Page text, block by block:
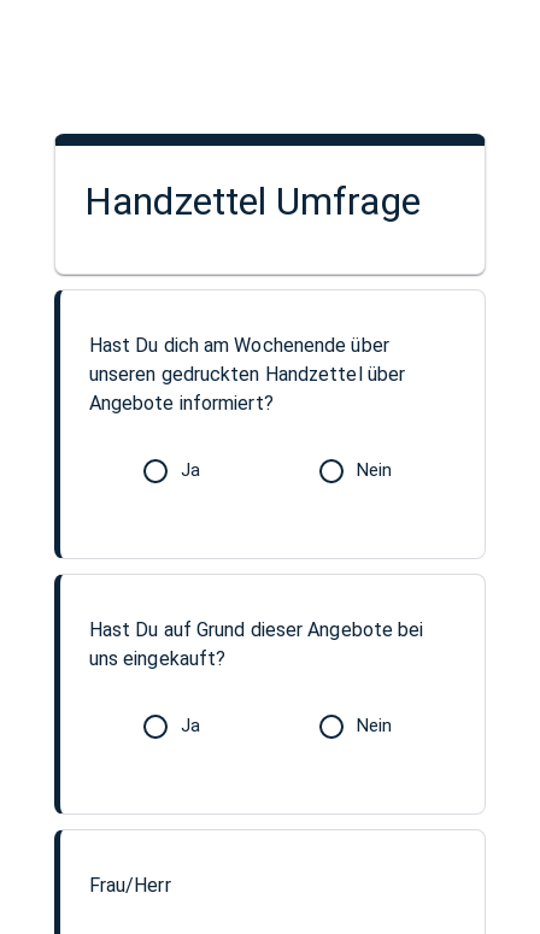
Handzettel Umfrage
Hast Du dich am Wochenende über
unseren gedruckten Handzettel über
Angebote informiert?
Ja Nein
Hast Du auf Grund dieser Angebote bei
uns eingekauft?
Ja Nein
Frau/Herr